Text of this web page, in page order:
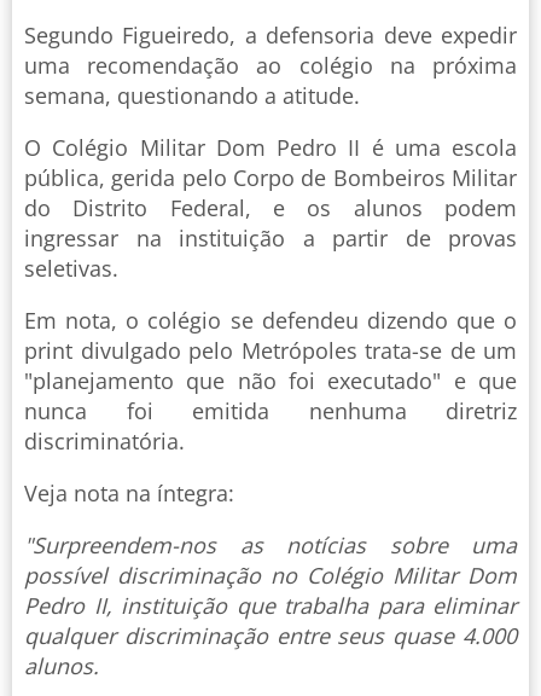
Segundo Figueiredo, a defensoria deve expedir
uma recomendação ao colégio na próxima
semana, questionando a atitude.
O Colégio Militar Dom Pedro II é uma escola
pública, gerida pelo Corpo de Bombeiros Militar
do Distrito Federal, e os alunos podem
ingressar na instituição a partir de provas
seletivas.
Em nota, o colégio se defendeu dizendo que o
print divulgado pelo Metrópoles trata-se de um
"planejamento que não foi executado" e que
nunca foi emitida nenhuma diretriz
discriminatória.
Veja nota na íntegra:
"Surpreendem-nos as notícias sobre uma
possível discriminação no Colégio Militar Dom
Pedro II, instituição que trabalha para eliminar
qualquer discriminação entre seus quase 4.000
alunos.